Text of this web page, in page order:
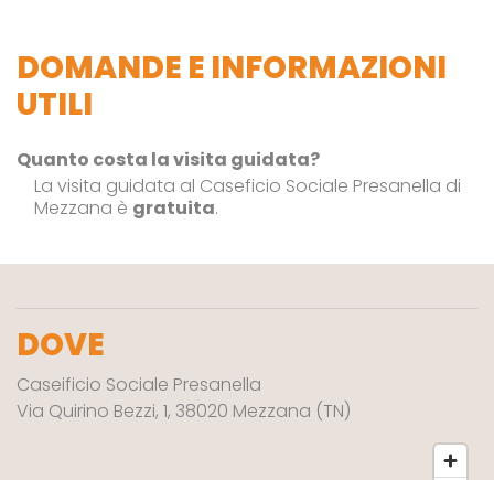
DOMANDE E INFORMAZIONI
UTILI
Quanto costa la visita guidata?
La visita guidata al Caseficio Sociale Presanella di
Mezzana è gratuita.
DOVE
Caseificio Sociale Presanella
Via Quirino Bezzi, 1, 38020 Mezzana (TN)